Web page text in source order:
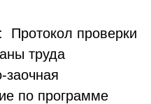
проверки
труда
по программе